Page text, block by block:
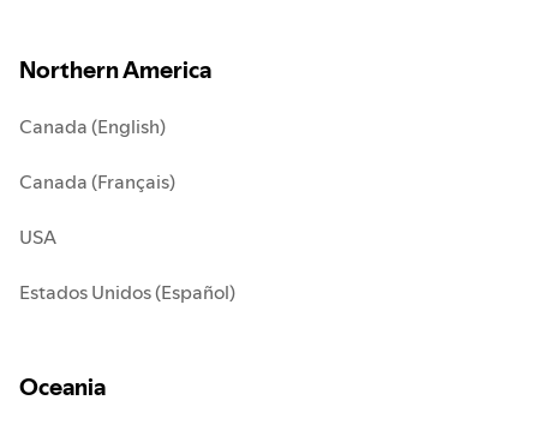
Northern America
Canada (English)
Canada (Français)
USA
Estados Unidos (Español)
Oceania